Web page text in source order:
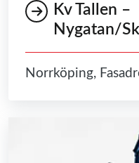
Kv Tallen –
Nygatan/
Norrköping,